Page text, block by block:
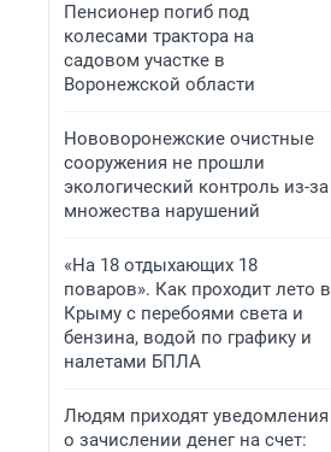
Пенсионер погиб под
колесами трактора на
садовом участке в
Воронежской области
Нововоронежские очистные
сооружения не прошли
экологический контроль из-за
множества нарушений
«На 18 отдыхающих 18
поваров». Как проходит лето в
Крыму с перебоями света и
бензина, водой по графику и
налетами БПЛА
Людям приходят уведомления
о зачислении денег на счет: